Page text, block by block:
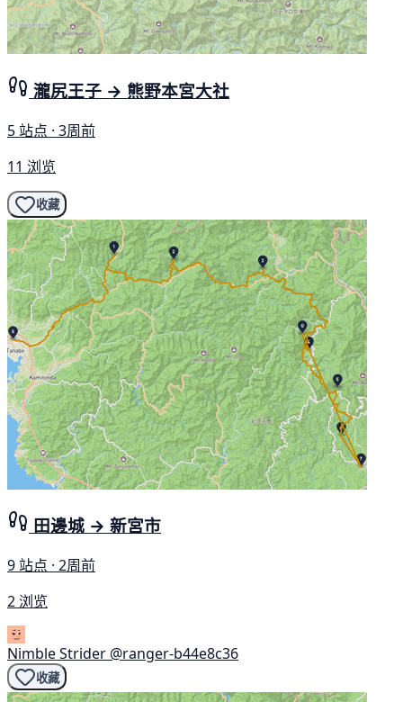
瀧尻王子 → 熊野本宮大社
5 站点 · 3周前
11 浏览
收藏
田邊城 → 新宮市
9 站点 · 2周前
2 浏览
Nimble Strider @ranger-b44e8c36
收藏